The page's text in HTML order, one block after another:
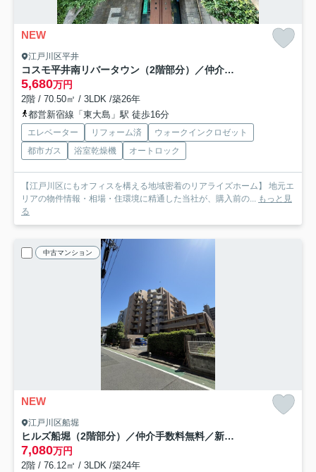
NEW
江戸川区平井
コスモ平井南リバータウン（2階部分）／仲介手数料無料／内装新規フルリノベーション
5,680万円
2階 / 70.50㎡ / 3LDK /築26年
都営新宿線「東大島」駅 徒歩16分
エレベーター リフォーム済
ウォークインクロゼット
都市ガス
浴室乾燥機 オートロック
【江戸川区にもオフィスを構える地域密着のリアライズホーム】 地元エ
リアの物件情報・相場・住環境に精通した当社が、購入前の... もっと見
る
中古マンション
NEW
江戸川区船堀
ヒルズ船堀（2階部分）／仲介手数料無料／新規フルリノベーション
7,080万円
2階 / 76.12㎡ / 3LDK /築24年